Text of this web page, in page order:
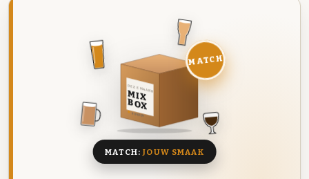
DEZE MAAND
MIX
BOX
8 BIEREN
MATCH
MATCH:JOUW SMAAK